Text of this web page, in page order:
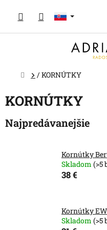
obsah
Domov
/KORNÚTKY
KORNÚTKY
Najpredávanejšie
Kornútky
Skladom (>5
38 €
Kornútky
Skladom (>5